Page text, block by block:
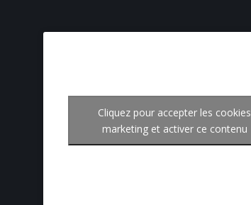
Cliquez pour accepter les cookies
marketing et activer ce contenu